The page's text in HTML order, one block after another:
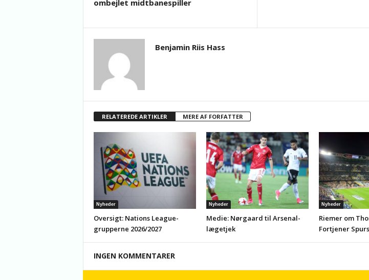
ombejlet midtbanespiller
Benjamin Riis Hass
RELATEREDE ARTIKLER MERE AF FORFATTER
Nyheder
Oversigt: Nations League-
grupperne 2026/2027
Nyheder
Medie: Nørgaard til Arsenal-
lægetjek
Nyheder
Riemer om
Fortjener
INGEN KOMMENTARER